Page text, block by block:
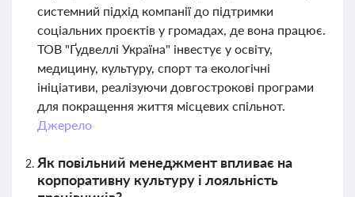
системний підхід компанії до підтримки
соціальних проєктів у громадах, де вона працює.
ТОВ "Ґудвеллі Україна" інвестує у освіту,
медицину, культуру, спорт та екологічні
ініціативи, реалізуючи довгострокові програми
для покращення життя місцевих спільнот.
Джерело
Як повільний менеджмент впливає на
корпоративну культуру і лояльність